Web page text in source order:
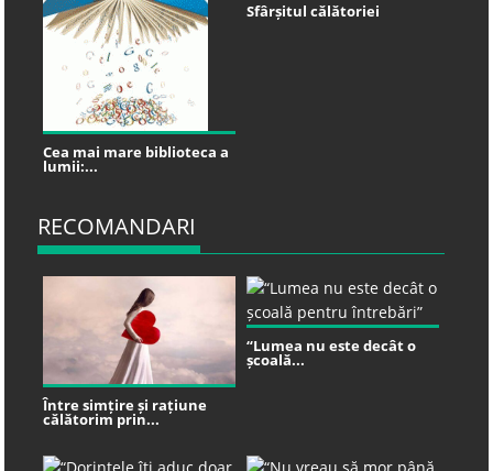
Cea mai mare biblioteca a
lumii:...
Sfârșitul călătoriei
RECOMANDARI
Între simțire și rațiune
călătorim prin...
“Lumea nu este decât o
școală...